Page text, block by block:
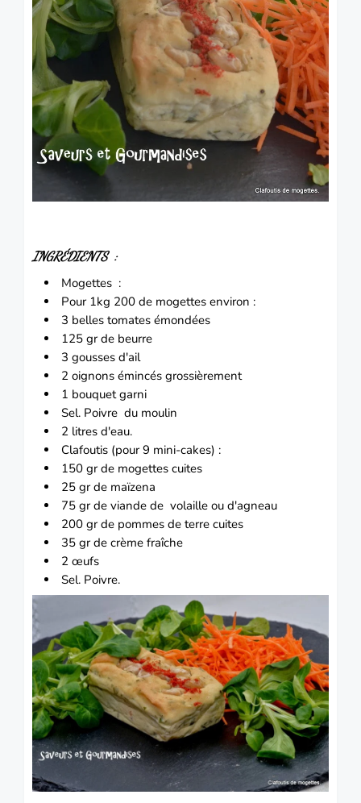
INGRÉDIENTS :
Mogettes :
Pour 1kg 200 de mogettes environ :
3 belles tomates émondées
125 gr de beurre
3 gousses d'ail
2 oignons émincés grossièrement
1 bouquet garni
Sel. Poivre du moulin
2 litres d'eau.
Clafoutis (pour 9 mini-cakes) :
150 gr de mogettes cuites
25 gr de maïzena
75 gr de viande de volaille ou d'agneau
200 gr de pommes de terre cuites
35 gr de crème fraîche
2 œufs
Sel. Poivre.